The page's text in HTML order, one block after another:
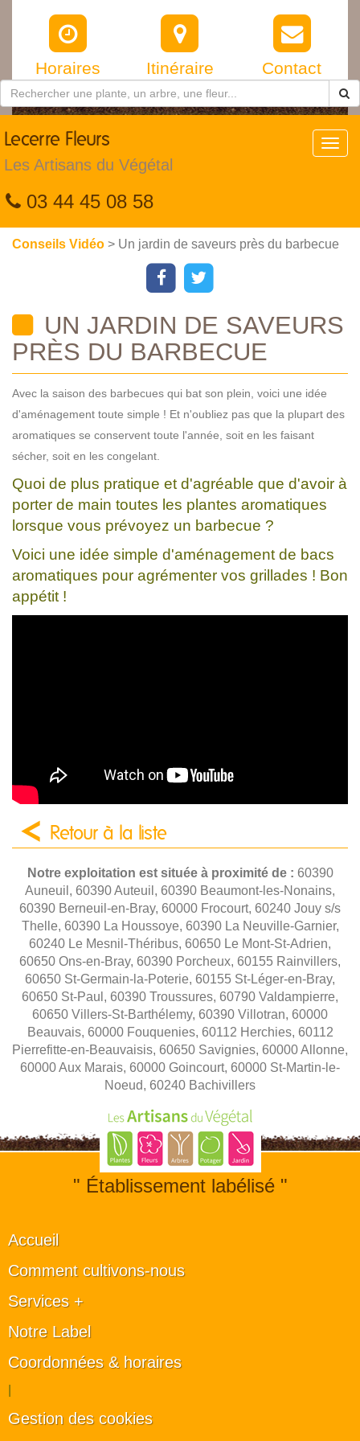
Horaires Itinéraire Contact
Lecerre Fleurs
Les Artisans du Végétal
03 44 45 08 58
Conseils Vidéo > Un jardin de saveurs près du barbecue
UN JARDIN DE SAVEURS
PRÈS DU BARBECUE
Avec la saison des barbecues qui bat son plein, voici une idée
d'aménagement toute simple ! Et n'oubliez pas que la plupart des
aromatiques se conservent toute l'année, soit en les faisant
sécher, soit en les congelant.
Quoi de plus pratique et d'agréable que d'avoir à
porter de main toutes les plantes aromatiques
lorsque vous prévoyez un barbecue ?
Voici une idée simple d'aménagement de bacs
aromatiques pour agrémenter vos grillades ! Bon
appétit !
Retour à la liste
Notre exploitation est située à proximité de : 60390
Auneuil, 60390 Auteuil, 60390 Beaumont-les-Nonains,
60390 Berneuil-en-Bray, 60000 Frocourt, 60240 Jouy s/s
Thelle, 60390 La Houssoye, 60390 La Neuville-Garnier,
60240 Le Mesnil-Théribus, 60650 Le Mont-St-Adrien,
60650 Ons-en-Bray, 60390 Porcheux, 60155 Rainvillers,
60650 St-Germain-la-Poterie, 60155 St-Léger-en-Bray,
60650 St-Paul, 60390 Troussures, 60790 Valdampierre,
60650 Villers-St-Barthélemy, 60390 Villotran, 60000
Beauvais, 60000 Fouquenies, 60112 Herchies, 60112
Pierrefitte-en-Beauvaisis, 60650 Savignies, 60000 Allonne,
60000 Aux Marais, 60000 Goincourt, 60000 St-Martin-le-
Noeud, 60240 Bachivillers
" Établissement labélisé "
Accueil
Comment cultivons-nous
Services +
Notre Label
Coordonnées & horaires
Gestion des cookies